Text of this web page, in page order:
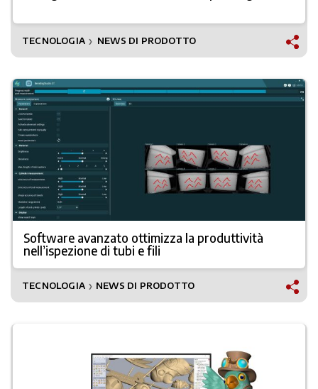
TECNOLOGIA ❯ NEWS DI PRODOTTO
Software avanzato ottimizza la produttività
nell’ispezione di tubi e fili
TECNOLOGIA ❯ NEWS DI PRODOTTO